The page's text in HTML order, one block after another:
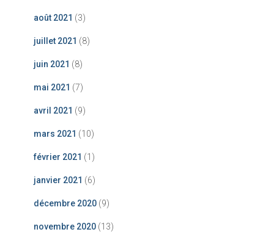
août 2021 (3)
juillet 2021 (8)
juin 2021 (8)
mai 2021 (7)
avril 2021 (9)
mars 2021 (10)
février 2021 (1)
janvier 2021 (6)
décembre 2020 (9)
novembre 2020 (13)